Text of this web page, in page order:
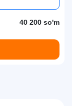
40 200 so'm